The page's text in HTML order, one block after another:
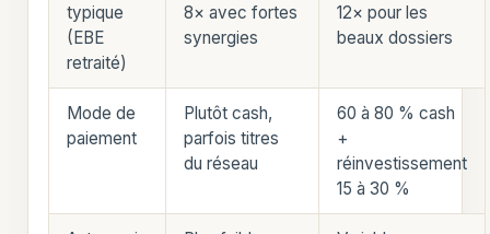
typique
(EBE
retraité)
8× avec fortes
synergies
12× pour les
beaux dossiers
Mode de
paiement
Plutôt cash,
parfois titres
du réseau
60 à 80 % cash
+
réinvestissement
15 à 30 %